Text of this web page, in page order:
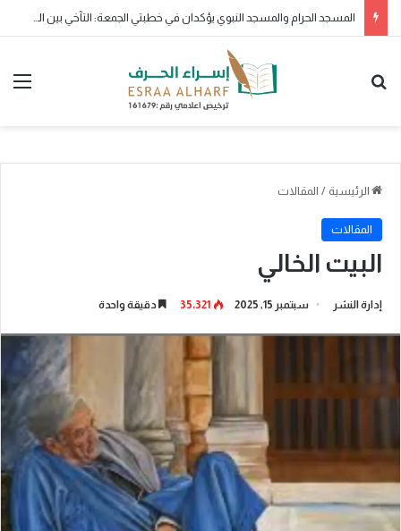
ولو بشق تمرة
الرئيسية / المقالات
المقالات
البيت الخالي
إدارة النشر سبتمبر 15, 2025 35٬321 دقيقة واحدة